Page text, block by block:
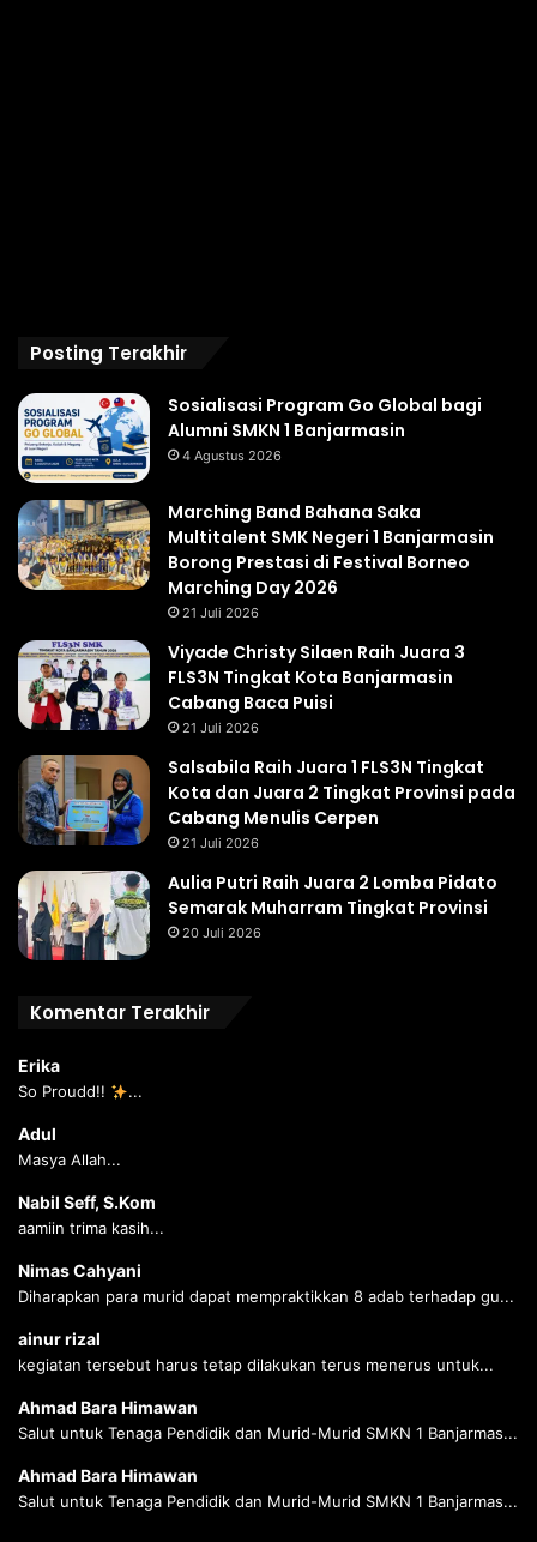
Posting Terakhir
Sosialisasi Program Go Global bagi
Alumni SMKN 1 Banjarmasin
4 Agustus 2026
Marching Band Bahana Saka
Multitalent SMK Negeri 1 Banjarmasin
Borong Prestasi di Festival Borneo
Marching Day 2026
21 Juli 2026
Viyade Christy Silaen Raih Juara 3
FLS3N Tingkat Kota Banjarmasin
Cabang Baca Puisi
21 Juli 2026
Salsabila Raih Juara 1 FLS3N Tingkat
Kota dan Juara 2 Tingkat Provinsi pada
Cabang Menulis Cerpen
21 Juli 2026
Aulia Putri Raih Juara 2 Lomba Pidato
Semarak Muharram Tingkat Provinsi
20 Juli 2026
Komentar Terakhir
Erika
So Proudd!! ...
Adul
Masya Allah...
Nabil Seff, S.Kom
aamiin trima kasih...
Nimas Cahyani
Diharapkan para murid dapat mempraktikkan 8 adab terhadap gu...
ainur rizal
kegiatan tersebut harus tetap dilakukan terus menerus untuk...
Ahmad Bara Himawan
Salut untuk Tenaga Pendidik dan Murid-Murid SMKN 1 Banjarmas...
Ahmad Bara Himawan
Salut untuk Tenaga Pendidik dan Murid-Murid SMKN 1 Banjarmas...